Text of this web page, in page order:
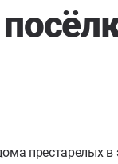
престарелых